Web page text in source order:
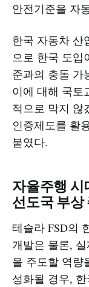
안전기준을 자
한국 자동차 산
으로 한국 도입
준과의 충돌 가
이에 대해 국토
적으로 막지 않
인증제도를 활
붙였다.
자율주행 시
선도국 부상
테슬라 FSD의
개발은 물론,
을 주도할 역량
성화될 경우,